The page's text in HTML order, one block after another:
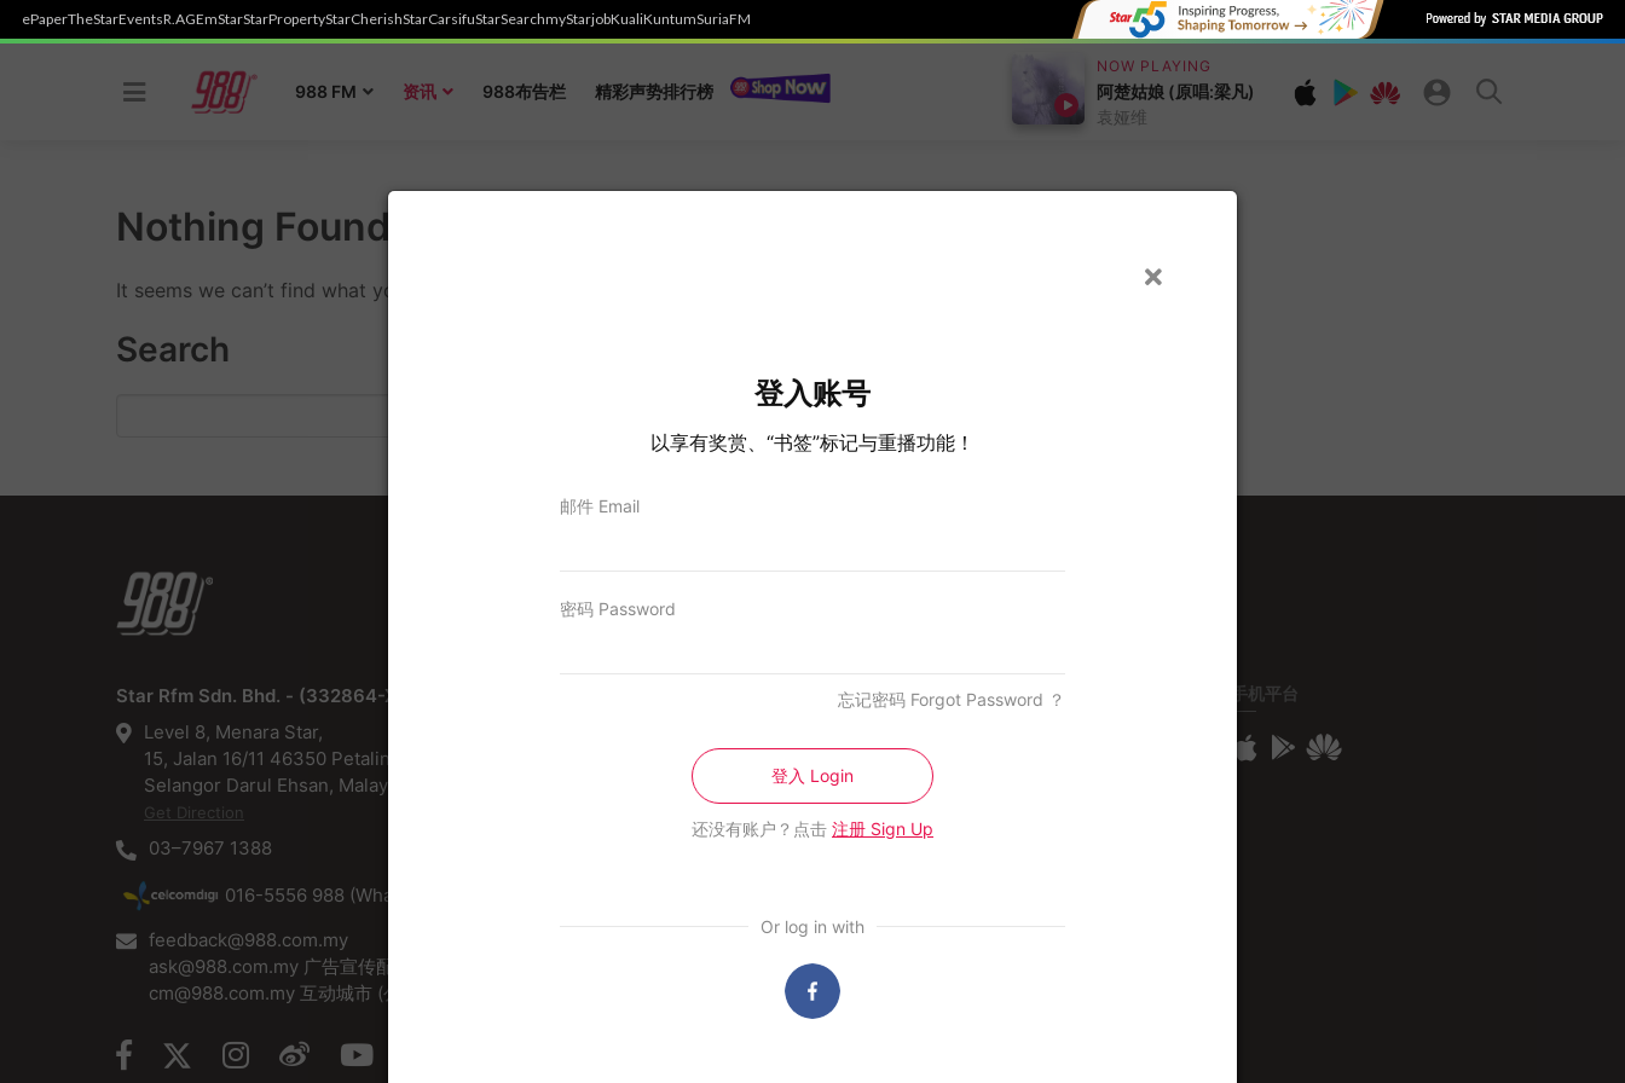
ePaperTheStarEventsR.AGEmStarStarPropertyStarCherishStarCarsifuStarSearchmyStarjobKualiKuntumSuriaFM
988 FM 资讯 988布告栏 精彩声势排行榜
NOW PLAYING
阿楚姑娘 (原唱:梁凡)
袁娅维
登入账号
以享有奖赏、“书签”标记与重播功能！
邮件 Email
密码 Password
忘记密码 Forgot Password ？
登入 Login
还没有账户？点击 注册 Sign Up
Or log in with
Nothing Found
It seems we can’t find what you’re looking for. Perhaps searching can help.
Search
Star Rfm Sdn. Bhd. - (332864-X)
Level 8, Menara Star,
15, Jalan 16/11 46350 Petaling Jaya,
Selangor Darul Ehsan, Malaysia.
Get Direction
03–7967 1388
016-5556 988 (WhatsApp号码)
feedback@988.com.my
ask@988.com.my 广告宣传配套
cm@988.com.my 互动城市 (公益宣传)
新闻
娱乐
文章
播客
更多
StarCherish.com
手机平台